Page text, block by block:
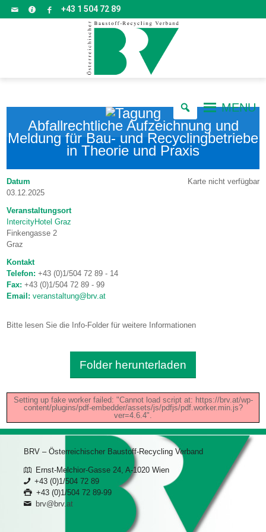
+43 1 504 72 89
MENU
Abfallrechtliche Aufzeichnung und
Meldung für Bau- und Recyclingbetriebe
in Theorie und Praxis
Karte nicht verfügbar
Datum
03.12.2025
Veranstaltungsort
IntercityHotel Graz
Finkengasse 2
Graz
Kontakt
Telefon:+43 (0)1/504 72 89 - 14
Fax:+43 (0)1/504 72 89 - 99
Email: veranstaltung@brv.at
Bitte lesen Sie die Info-Folder für weitere Informationen
Folder herunterladen
Setting up fake worker failed: "Cannot load script at: https://brv.at/wp-
content/plugins/pdf-embedder/assets/js/pdfjs/pdf.worker.min.js?
ver=4.6.4".
BRV – Österreichischer Baustoff-Recycling Verband
Ernst-Melchior-Gasse 24, A-1020 Wien
+43 (0)1/504 72 89
+43 (0)1/504 72 89-99
brv@brv.at